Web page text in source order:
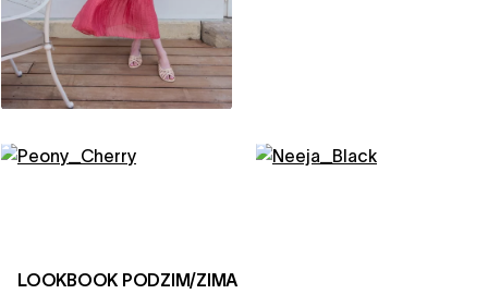
LOOKBOOK PODZIM/ZIMA